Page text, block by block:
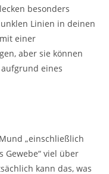
besonders
Linien in deinen
einer
aber sie können
eines
„einschließlich
Gewebe“ viel über
kann das, was